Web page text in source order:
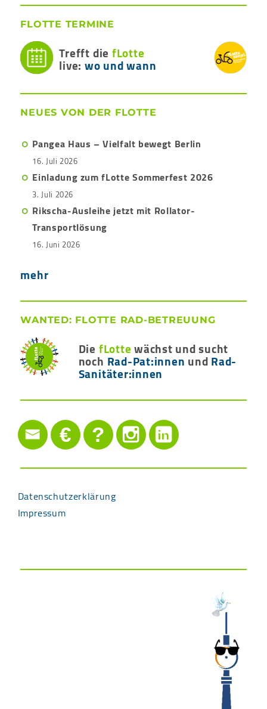
FLOTTE TERMINE
Trefft diefLotte
live:wo und wann
NEUES VON DER FLOTTE
Pangea Haus – Vielfalt bewegt Berlin
16. Juli 2026
Einladung zum fLotte Sommerfest 2026
3. Juli 2026
Rikscha-Ausleihe jetzt mit Rollator-
Transportlösung
16. Juni 2026
mehr
WANTED: FLOTTE RAD-BETREUUNG
DiefLottewächst und sucht
noch Rad-Pat:innenundRad-
Sanitäter:innen
€ ?
Datenschutzerklärung
Impressum